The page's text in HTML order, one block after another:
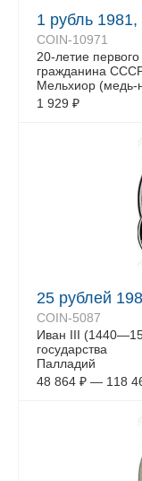
1 рубль
COIN-10971
20-летие
гражданина
Мельхиор (медь-
1 929 ₽
25 рублей
COIN-5087
Иван III
государства
Палладий
48 864 ₽ — 118